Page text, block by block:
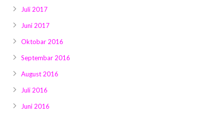
Juli 2017
Juni 2017
Oktobar 2016
Septembar 2016
August 2016
Juli 2016
Juni 2016